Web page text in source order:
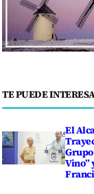
TE PUEDE
El
Vino”